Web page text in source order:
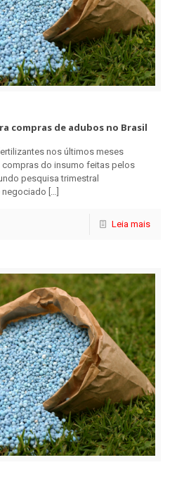
compras de adubos no Brasil
nos últimos meses
compras do insumo feitas pelos
pesquisa trimestral
negociado […]
Leia mais